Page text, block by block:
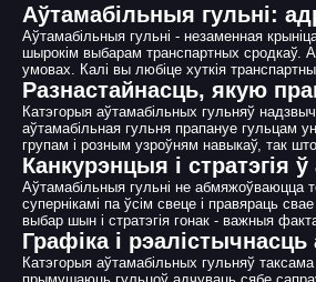
Аўтамабільныя гульні:
Аўтамабільныя гульні - незаменная
шырокім выбарам транспартных сродкаў.
умовах. Калі вы любіце хуткія
Разнастайнасць, якую
Катэгорыя аўтамабільных гульняў
аўтамабільная гульня прапануе гульцам
групам і розным узроўням навыкаў, так
Канкурэнцыя і стратэгія
Аўтамабільныя гульні не абмяжоўваюцца
супернікамі па ўсім свеце і правяраць
выбар шын і стратэгія гонак - важныя
Графіка і
Катэгорыя аўтамабільных гульняў